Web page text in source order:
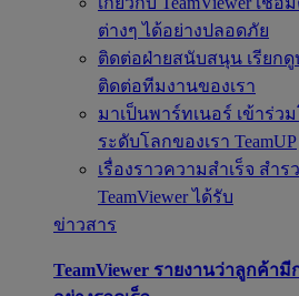
ต่างๆ ได้อย่างปลอดภัย
ติดต่อฝ่ายสนับสนุน เรียก
ติดต่อทีมงานของเรา
มาเป็นพาร์ทเนอร์ เข้าร่ว
ระดับโลกของเรา TeamUP
เรื่องราวความสำเร็จ สำร
TeamViewer ได้รับ
ข่าวสาร
TeamViewer รายงานว่าลูกค้า